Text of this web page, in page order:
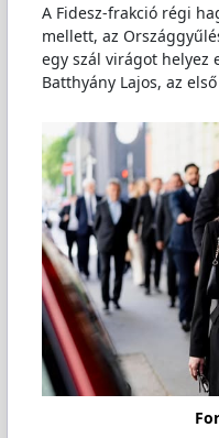
A Fidesz-frakció régi
mellett, az
egy szál virágot helyez
Batthyány Lajos, az